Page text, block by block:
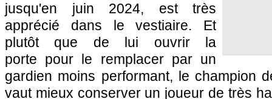
jusqu'en juin 2024, est très
apprécié dans le vestiaire. Et
plutôt que de lui ouvrir la
porte pour le remplacer par un
gardien moins performant, le champion
vaut mieux conserver un joueur de très